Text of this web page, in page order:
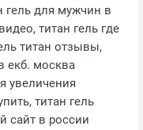
гель для мужчин в
титан гель где
титан отзывы,
екб. москва
увеличения
титан гель
сайт в россии